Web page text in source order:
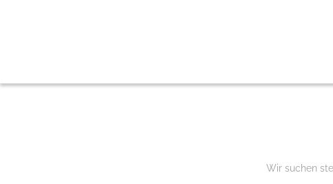
Wir suchen